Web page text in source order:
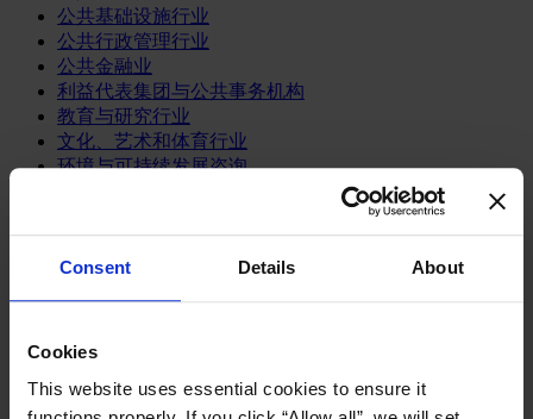
Consent Details About
Cookies
This website uses essential cookies to ensure it
公共基础设施行业
公共行政管理行业
公共金融业
利益代表集团与公共事务机构
教育与研究行业
文化、艺术和体育行业
环境与可持续发展咨询
消费品行业
体育业
媒体和娱乐业
零售、服装与奢侈品
餐饮、旅游与酒店业